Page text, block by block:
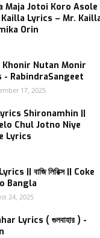
Maja Jotoi Koro Asole
Lyrics – Mr.
Orin
Khonir Nutan Monir
- RabindraSangeet
17, 2025
Shironamhin ||
Chul Jotno Niye
Lyrics
|| বাজি লিরিক্স || Coke
Bangla
24, 2025
Lyrics ( গুলবাহার ) -